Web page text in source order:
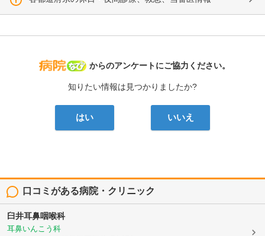
病院なび
からのアンケートにご協力ください。
知りたい情報は見つかりましたか?
はい いいえ
口コミがある病院・クリニック
臼井耳鼻咽喉科
耳鼻いんこう科